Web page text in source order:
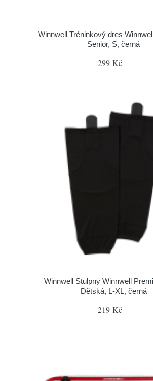
Winnwell Tréninkový dres
Senior, S, černá
299 Kč
Winnwell Stulpny Winnwell
Dětská, L-XL, černá
219 Kč